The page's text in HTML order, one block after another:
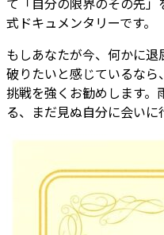
式ドキュメンタリーです。
もしあなたが今、何かに
破りたいと感じているな
挑戦を強くお勧めします
る、まだ見ぬ自分に会いに